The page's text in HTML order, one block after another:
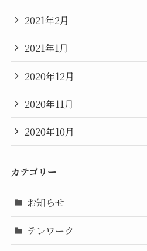
2021年2月
2021年1月
2020年12月
2020年11月
2020年10月
カテゴリー
お知らせ
テレワーク